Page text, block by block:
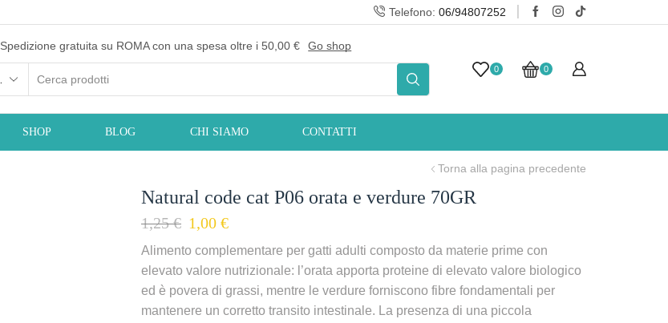
Telefono: 06/94807252
Spedizione gratuita su ROMA con una spesa oltre i 50,00 € Go shop
0 0
SHOP BLOG CHI SIAMO CONTATTI
Torna alla pagina precedente
Natural code cat P06 orata e verdure 70GR
1,25€ 1,00 €
Alimento complementare per gatti adulti composto da materie prime con
elevato valore nutrizionale: l’orata apporta proteine di elevato valore biologico
ed è povera di grassi, mentre le verdure forniscono fibre fondamentali per
mantenere un corretto transito intestinale. La presenza di una piccola